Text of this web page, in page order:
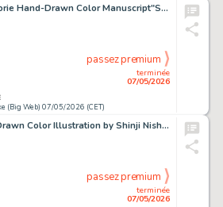
Taku Horie Hand-Drawn Color Manuscript"Shonen Harimao"
(Big Web) 07/05/2026 (CET)
terminée
07/05/2026
passez premium
Hand-Drawn Color Illustration by Shinji Nishikawa : "Ultraman A" by Yuko Minami
terminée
07/05/2026
passez premium